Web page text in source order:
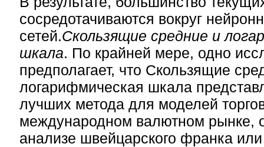
сосредотачиваются вокруг
сетей.Скользящие средние и
шкала. По крайней мере, одно
предполагает, что Скользящие
логарифмическая шкала
лучших метода для моделей
международном валютном рынке,
анализе швейцарского франка